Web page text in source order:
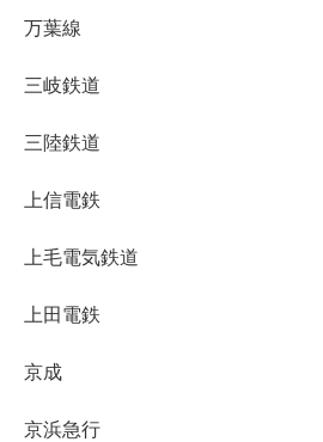
万葉線
三岐鉄道
三陸鉄道
上信電鉄
上毛電気鉄道
上田電鉄
京成
京浜急行